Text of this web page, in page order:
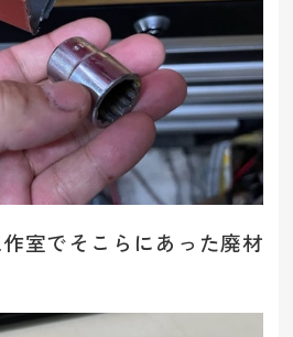
室でそこらにあった廃材